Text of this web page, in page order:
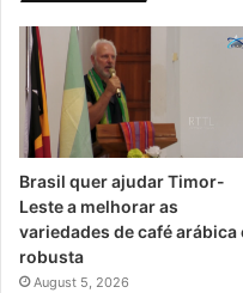
Brasil quer ajudar Timor-
Leste a melhorar as
variedades de café arábica
robusta
August 5, 2026